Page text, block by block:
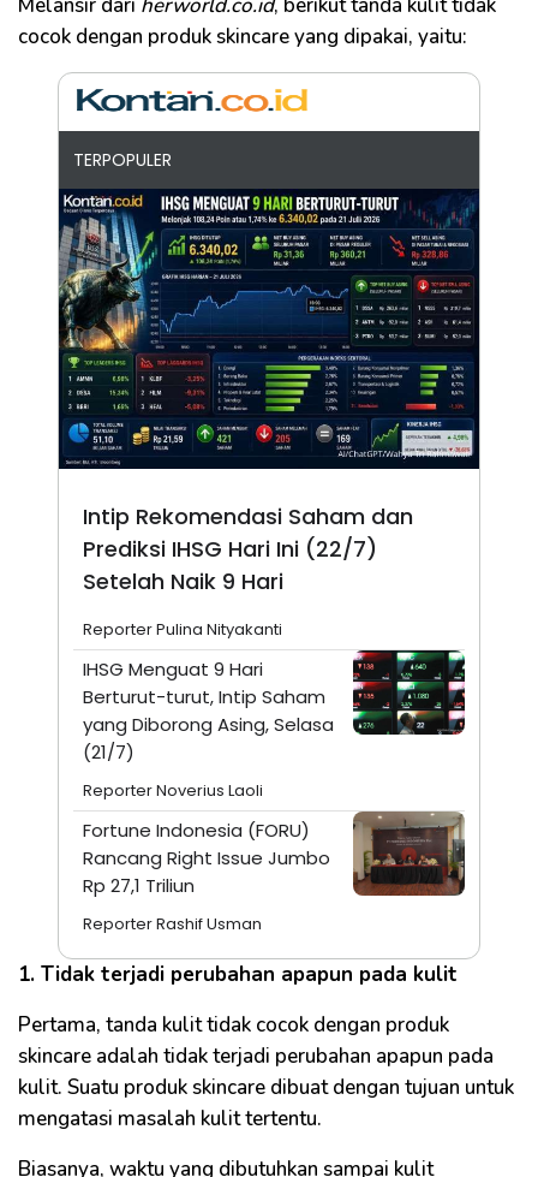
cocok dengan produk skincare yang dipakai, yaitu:
TERPOPULER
Intip Rekomendasi Saham dan
Prediksi IHSG Hari Ini (22/7)
Setelah Naik 9 Hari
Reporter Pulina Nityakanti
IHSG Menguat 9 Hari
Berturut-turut, Intip Saham
yang Diborong Asing, Selasa
(21/7)
Reporter Noverius Laoli
Fortune Indonesia (FORU)
Rancang Right Issue Jumbo
Rp 27,1 Triliun
Reporter Rashif Usman
1. Tidak terjadi perubahan apapun pada kulit
Pertama, tanda kulit tidak cocok dengan produk
skincare adalah tidak terjadi perubahan apapun pada
kulit. Suatu produk skincare dibuat dengan tujuan untuk
mengatasi masalah kulit tertentu.
Biasanya, waktu yang dibutuhkan sampai kulit